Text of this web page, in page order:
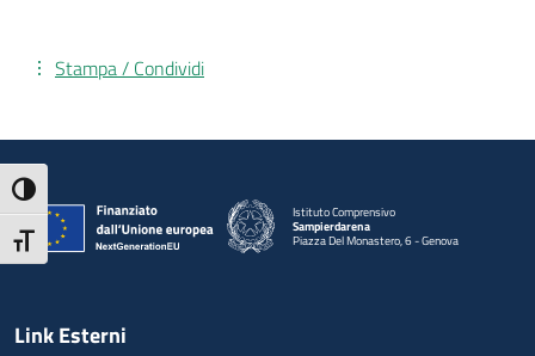
Attiva/disattiva alto contrasto
Attiva/disattiva dimensione testo
Stampa / Condividi
Istituto Comprensivo
Sampierdarena
Piazza Del Monastero, 6 - Genova
— Visita la pagina iniziale della scuola
Link Esterni